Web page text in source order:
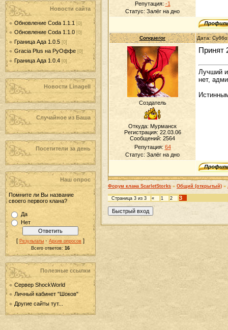
Новости сайта
Обновление Coda 1.1.1 [0]
Обновление Coda 1.1.0 [0]
Граница Ада 1.0.5 [0]
Gracia Plus на РуОффе [0]
Граница Ада 1.0.4 [0]
Новости LinageII
Случайное из Баша
Посетители за день
Наш опрос
Помните ли Вы название
своего первого клана?
Да
Нет
[ Результаты · Архив опросов ]
Всего ответов: 16
Полезные ссылки
Сервер ShockWorld
Личный кабинет "Шоков"
Другие сайты тут...
Репутация: -1
Статус: Залёг на дно
Conqueror Дата:
Создатель
Откуда: Мурманск
Регистрация: 22.03.06
Сообщений: 2564
Репутация: 64
Статус: Залёг на дно
Принят
Лучший
нет,
Форум клана ScarletStorks » Общий (открытый) »
Страница 3 из 3 « 1 2 3